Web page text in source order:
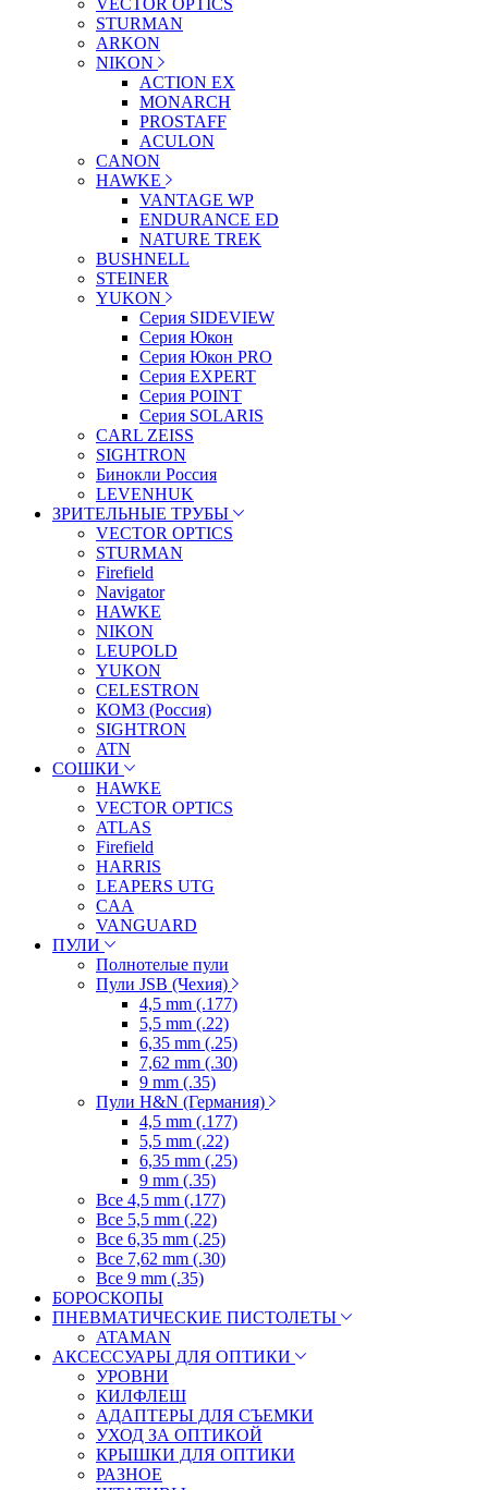
VECTOR OPTICS
STURMAN
ARKON
NIKON
ACTION EX
MONARCH
PROSTAFF
ACULON
CANON
HAWKE
VANTAGE WP
ENDURANCE ED
NATURE TREK
BUSHNELL
STEINER
YUKON
Серия SIDEVIEW
Серия Юкон
Серия Юкон PRO
Серия EXPERT
Серия POINT
Серия SOLARIS
CARL ZEISS
SIGHTRON
Бинокли Россия
LEVENHUK
ЗРИТЕЛЬНЫЕ ТРУБЫ
VECTOR OPTICS
STURMAN
Firefield
Navigator
HAWKE
NIKON
LEUPOLD
YUKON
CELESTRON
КОМЗ (Россия)
SIGHTRON
ATN
СОШКИ
HAWKE
VECTOR OPTICS
ATLAS
Firefield
HARRIS
LEAPERS UTG
CAA
VANGUARD
ПУЛИ
Полнотелые пули
Пули JSB (Чехия)
4,5 mm (.177)
5,5 mm (.22)
6,35 mm (.25)
7,62 mm (.30)
9 mm (.35)
Пули H&N (Германия)
4,5 mm (.177)
5,5 mm (.22)
6,35 mm (.25)
9 mm (.35)
Все 4,5 mm (.177)
Все 5,5 mm (.22)
Все 6,35 mm (.25)
Все 7,62 mm (.30)
Все 9 mm (.35)
БОРОСКОПЫ
ПНЕВМАТИЧЕСКИЕ ПИСТОЛЕТЫ
ATAMAN
АКСЕССУАРЫ ДЛЯ ОПТИКИ
УРОВНИ
КИЛФЛЕШ
АДАПТЕРЫ ДЛЯ СЪЕМКИ
УХОД ЗА ОПТИКОЙ
КРЫШКИ ДЛЯ ОПТИКИ
РАЗНОЕ